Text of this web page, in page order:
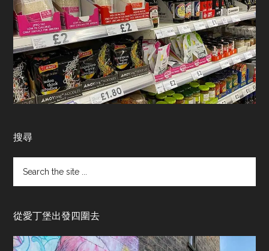
搜尋
the
從愛丁堡出發四圍去